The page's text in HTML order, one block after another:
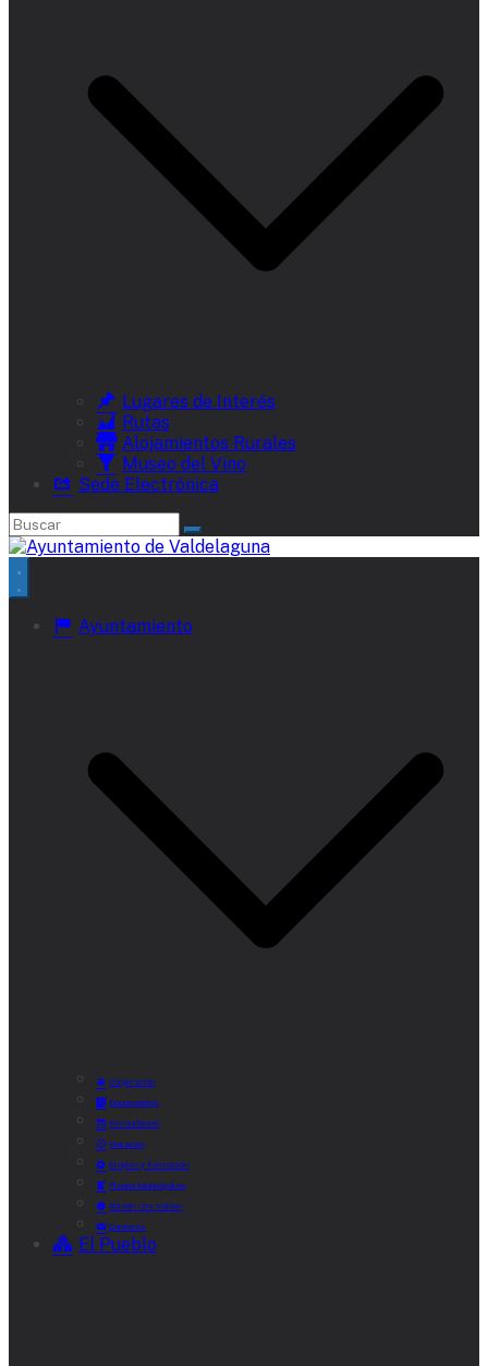
Lugares de Interés
Rutas
Alojamientos Rurales
Museo del Vino
Sede Electrónica
Ayuntamiento
Corporación
Documentos
Recaudación
Horarios
Empleo y Formación
Plenos Municipales
Boletín «De Valde»
Contacta
El Pueblo